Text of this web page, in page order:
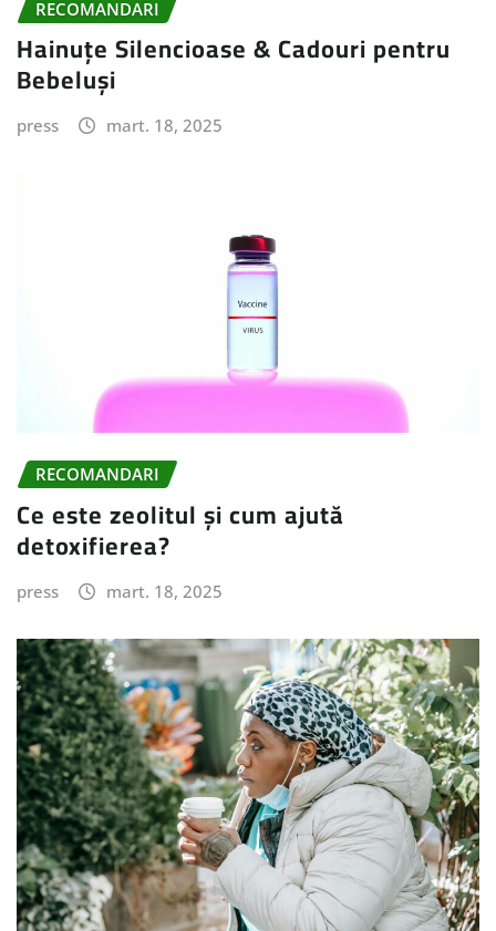
RECOMANDARI
Hainuțe Silencioase & Cadouri pentru
Bebeluși
press mart. 18, 2025
RECOMANDARI
Ce este zeolitul și cum ajută
detoxifierea?
press mart. 18, 2025